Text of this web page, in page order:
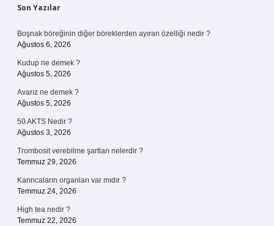
Sidebar
Son Yazılar
Boşnak böreğinin diğer böreklerden ayıran özelliği nedir ?
Ağustos 6, 2026
Kudup ne demek ?
Ağustos 5, 2026
Avarız ne demek ?
Ağustos 5, 2026
50 AKTS Nedir ?
Ağustos 3, 2026
Trombosit verebilme şartları nelerdir ?
Temmuz 29, 2026
Karıncaların organları var mıdır ?
Temmuz 24, 2026
High tea nedir ?
Temmuz 22, 2026